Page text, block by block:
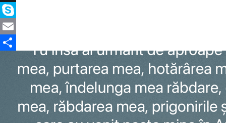
X
Skype
Email
Partajează